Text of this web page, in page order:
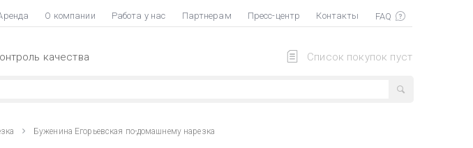
О компании Работа у нас Партнерам Пресс-центр Контакты
Список покупок пуст
качества
Буженина Егорьевская по-домашнему нарезка